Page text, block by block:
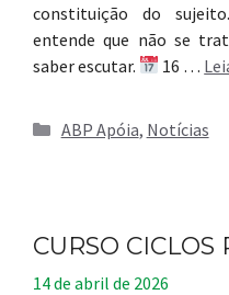
constituição do
entende que não se
saber escutar.
16 …
Categorias
ABP Apóia, Notícias
CURSO CICLOS
14 de abril de 2026